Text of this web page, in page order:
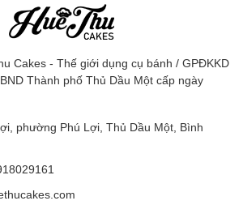
Cakes - Thế giới dụng cụ bánh / GPĐKKD
Thành phố Thủ Dầu Một cấp ngày
phường Phú Lợi, Thủ Dầu Một, Bình